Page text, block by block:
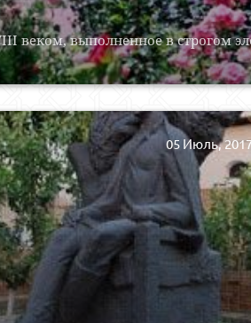
веком, выполненное в строгом
05 Июль,